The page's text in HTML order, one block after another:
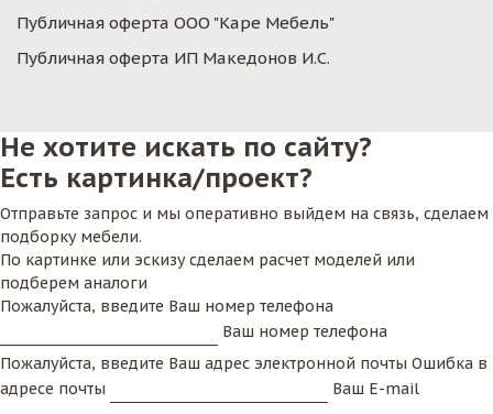
Публичная оферта ООО "Каре Мебель"
Публичная оферта ИП Македонов И.С.
Не хотите искать по сайту?
Есть картинка/проект?
Отправьте запрос и мы оперативно выйдем на связь, сделаем
подборку мебели.
По картинке или эскизу сделаем расчет моделей или
подберем аналоги
Пожалуйста, введите Ваш номер телефона
Ваш номер телефона
Пожалуйста, введите Ваш адрес электронной почты Ошибка в
адресе почты
Ваш E-mail